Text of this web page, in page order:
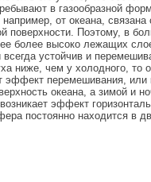
в газообразной
от океана, связана
поверхности. Поэтому, в
более высоко лежащих
устойчив и
ниже, чем у холодного, то
эффект перемешивания, или
океана, а зимой и
эффект
постоянно находится в